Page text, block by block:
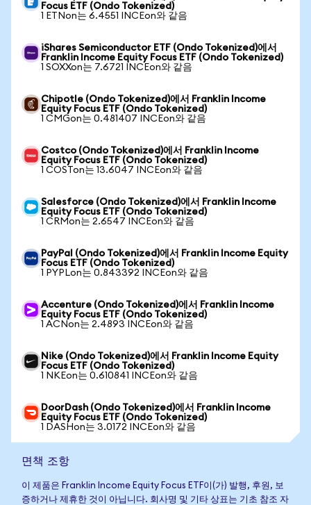
Focus ETF (Ondo Tokenized)
1 ETNon는 6.4551 INCEon와 같음
iShares Semiconductor ETF (Ondo Tokenized)에서
Franklin Income Equity Focus ETF (Ondo Tokenized)
1 SOXXon는 7.6721 INCEon와 같음
Chipotle (Ondo Tokenized)에서 Franklin Income
Equity Focus ETF (Ondo Tokenized)
1 CMGon는 0.481407 INCEon와 같음
Costco (Ondo Tokenized)에서 Franklin Income
Equity Focus ETF (Ondo Tokenized)
1 COSTon는 13.6047 INCEon와 같음
Salesforce (Ondo Tokenized)에서 Franklin Income
Equity Focus ETF (Ondo Tokenized)
1 CRMon는 2.6547 INCEon와 같음
PayPal (Ondo Tokenized)에서 Franklin Income Equity
Focus ETF (Ondo Tokenized)
1 PYPLon는 0.843392 INCEon와 같음
Accenture (Ondo Tokenized)에서 Franklin Income
Equity Focus ETF (Ondo Tokenized)
1 ACNon는 2.4893 INCEon와 같음
Nike (Ondo Tokenized)에서 Franklin Income Equity
Focus ETF (Ondo Tokenized)
1 NKEon는 0.610841 INCEon와 같음
DoorDash (Ondo Tokenized)에서 Franklin Income
Equity Focus ETF (Ondo Tokenized)
1 DASHon는 3.0172 INCEon와 같음
면책 조항
이 제품은 Franklin Income Equity Focus ETF이(가) 발행, 후원, 보
증하거나 제휴한 것이 아닙니다. 회사명 및 기타 상표는 기초 참조 자